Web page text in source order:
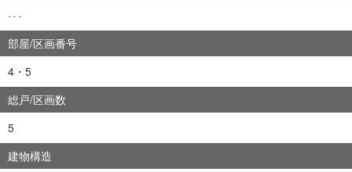
---
部屋/区画番号
4・5
総戸/区画数
5
建物構造